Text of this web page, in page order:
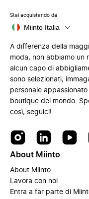
Stai acquistando da
Miinto Italia
A differenza della
moda, non abbiamo un
alcun capo di
sono selezionati,
personale
boutique del mondo.
così, seguici!
About Miinto
About Miinto
Lavora con noi
Entra a far parte di